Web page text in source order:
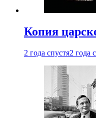
Копия
2 года спустя2 года